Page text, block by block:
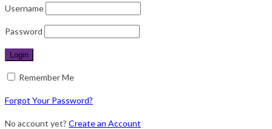
Username
Password
Remember Me
Forgot Your Password?
No account yet? Create an Account